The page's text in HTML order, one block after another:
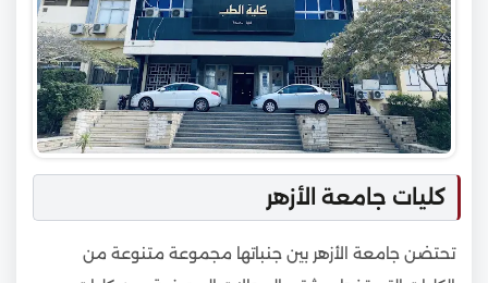
كليات جامعة الأزهر
تحتضن جامعة الأزهر بين جنباتها مجموعة متنوعة من